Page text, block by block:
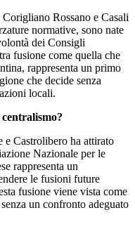
Rossano e Casali
normative, sono nate
dei Consigli
fusione come quella che
rappresenta un primo
che decide senza
locali.
e Castrolibero ha attirato
Nazionale per le
rappresenta un
le fusioni future
fusione viene vista come
un confronto adeguato